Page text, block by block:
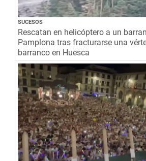
SUCESOS
Rescatan en helicóptero a un
Pamplona tras fracturarse una
barranco en Huesca